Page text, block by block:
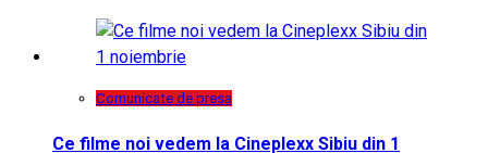
Comunicate de presa
Ce filme noi vedem la Cineplexx Sibiu din 1